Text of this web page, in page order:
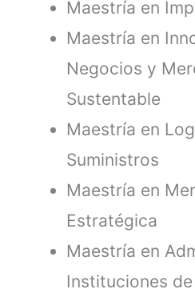
Maestría en
Maestría en
Negocios y
Sustentable
Maestría en
Suministros
Maestría en
Estratégica
Maestría en
Instituciones de